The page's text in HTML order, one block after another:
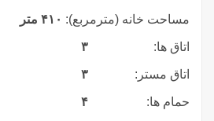
مساحت خانه (مترمربع): ۴۱۰ متر
اتاق ها: ۳
اتاق مستر: ۳
حمام ها: ۴